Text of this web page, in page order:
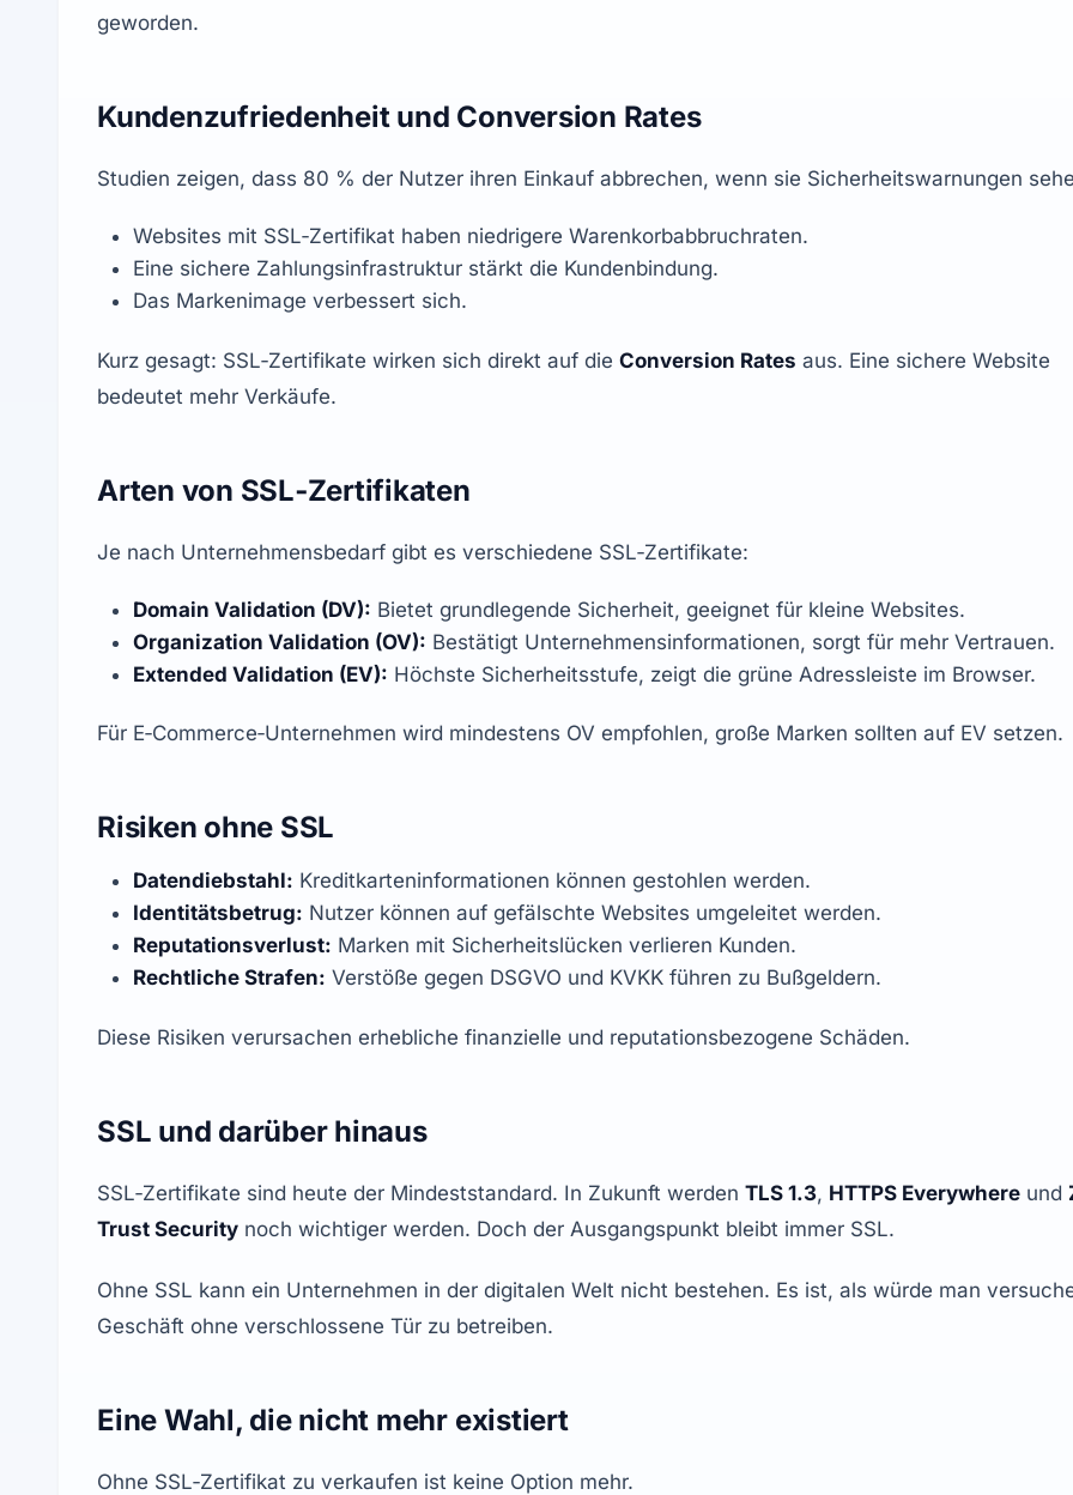
geworden.
Kundenzufriedenheit und Conversion Rates
Studien zeigen, dass 80 % der Nutzer ihren Einkauf abbrechen, wenn sie Sicherheitswarnungen
Websites mit SSL‑Zertifikat haben niedrigere Warenkorbabbruchraten.
Eine sichere Zahlungsinfrastruktur stärkt die Kundenbindung.
Das Markenimage verbessert sich.
Kurz gesagt: SSL‑Zertifikate wirken sich direkt auf die Conversion Rates aus. Eine sichere Website
bedeutet mehr Verkäufe.
Arten von SSL‑Zertifikaten
Je nach Unternehmensbedarf gibt es verschiedene SSL‑Zertifikate:
Domain Validation (DV): Bietet grundlegende Sicherheit, geeignet für kleine Websites.
Organization Validation (OV): Bestätigt Unternehmensinformationen, sorgt für mehr Vertrauen.
Extended Validation (EV): Höchste Sicherheitsstufe, zeigt die grüne Adressleiste im Browser.
Für E‑Commerce‑Unternehmen wird mindestens OV empfohlen, große Marken sollten auf EV setzen.
Risiken ohne SSL
Datendiebstahl: Kreditkarteninformationen können gestohlen werden.
Identitätsbetrug: Nutzer können auf gefälschte Websites umgeleitet werden.
Reputationsverlust: Marken mit Sicherheitslücken verlieren Kunden.
Rechtliche Strafen: Verstöße gegen DSGVO und KVKK führen zu Bußgeldern.
Diese Risiken verursachen erhebliche finanzielle und reputationsbezogene Schäden.
SSL und darüber hinaus
SSL‑Zertifikate sind heute der Mindeststandard. In Zukunft werden TLS 1.3, HTTPS Everywhere und
Trust Security noch wichtiger werden. Doch der Ausgangspunkt bleibt immer SSL.
Ohne SSL kann ein Unternehmen in der digitalen Welt nicht bestehen. Es ist, als würde man
Geschäft ohne verschlossene Tür zu betreiben.
Eine Wahl, die nicht mehr existiert
Ohne SSL‑Zertifikat zu verkaufen ist keine Option mehr.